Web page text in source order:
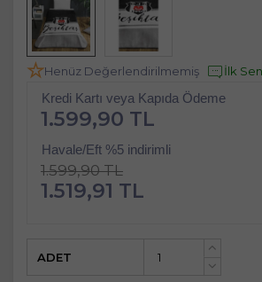
Henüz Değerlendirilmemiş İlk
Kredi Kartı veya Kapıda Ödeme
1.599,90 TL
Havale/Eft %5 indirimli
1.599,90 TL
1.519,91 TL
+
ADET